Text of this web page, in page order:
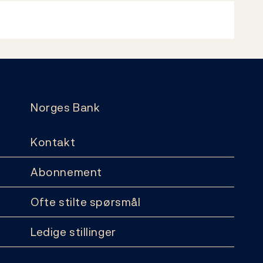
Norges Bank
Kontakt
Abonnement
Ofte stilte spørsmål
Ledige stillinger